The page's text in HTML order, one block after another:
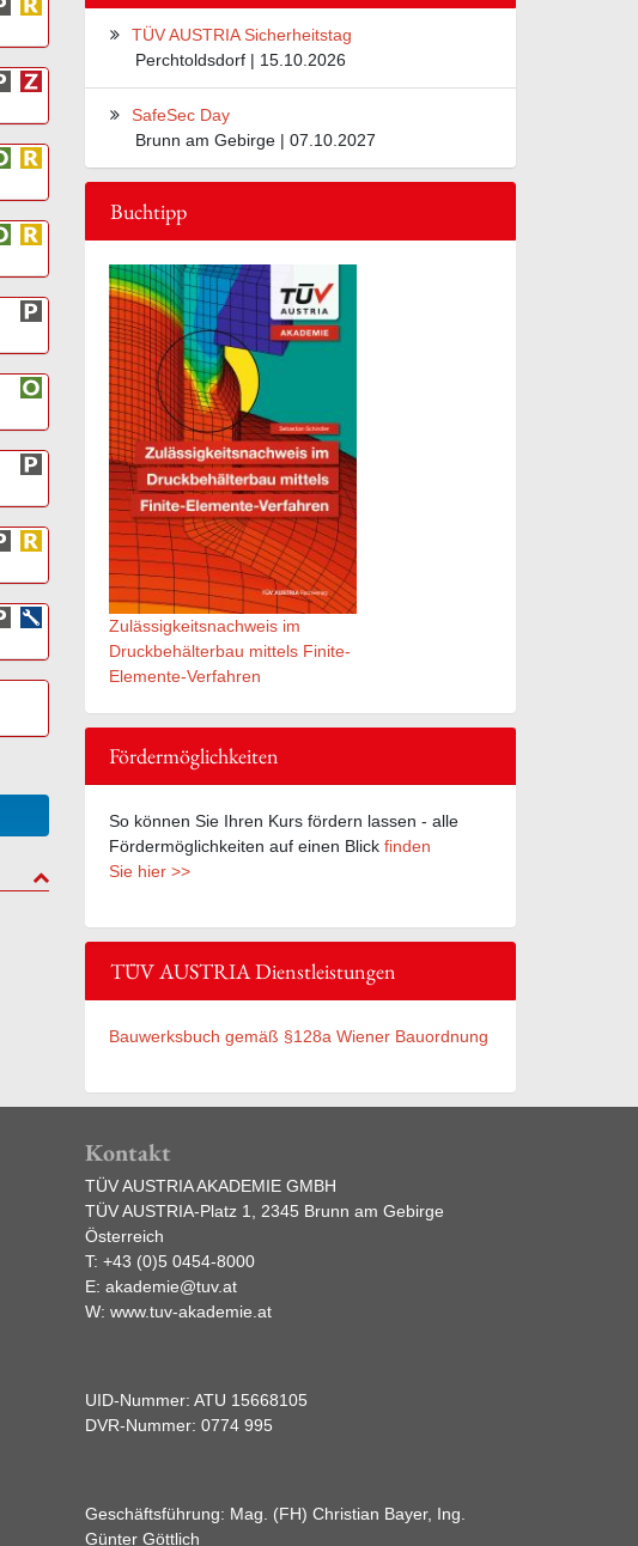
to top
TÜV AUSTRIA Sicherheitstag
Perchtoldsdorf | 15.10.2026
SafeSec Day
Brunn am Gebirge | 07.10.2027
Buchtipp
Zulässigkeitsnachweis im
Druckbehälterbau mittels Finite-
Elemente-Verfahren
Fördermöglichkeiten
So können Sie Ihren Kurs fördern lassen - alle
Fördermöglichkeiten auf einen Blick finden
Sie hier >>
TÜV AUSTRIA Dienstleistungen
Bauwerksbuch gemäß §128a Wiener Bauordnung
Kontakt
TÜV AUSTRIA AKADEMIE GMBH
TÜV AUSTRIA-Platz 1, 2345 Brunn am Gebirge
Österreich
T: +43 (0)5 0454-8000
E: akademie@tuv.at
W: www.tuv-akademie.at
UID-Nummer: ATU 15668105
DVR-Nummer: 0774 995
Geschäftsführung: Mag. (FH) Christian Bayer, Ing.
Günter Göttlich